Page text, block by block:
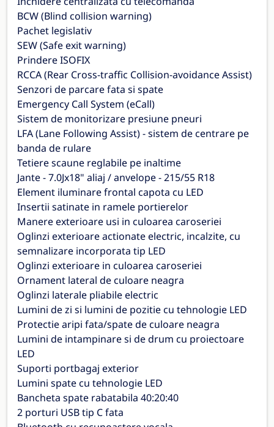
BCW (Blind collision warning)
Pachet legislativ
SEW (Safe exit warning)
Prindere ISOFIX
RCCA (Rear Cross-traffic Collision-avoidance Assist)
Senzori de parcare fata si spate
Emergency Call System (eCall)
Sistem de monitorizare presiune pneuri
LFA (Lane Following Assist) - sistem de centrare pe
banda de rulare
Tetiere scaune reglabile pe inaltime
Jante - 7.0Jx18" aliaj / anvelope - 215/55 R18
Element iluminare frontal capota cu LED
Insertii satinate in ramele portierelor
Manere exterioare usi in culoarea caroseriei
Oglinzi exterioare actionate electric, incalzite, cu
semnalizare incorporata tip LED
Oglinzi exterioare in culoarea caroseriei
Ornament lateral de culoare neagra
Oglinzi laterale pliabile electric
Lumini de zi si lumini de pozitie cu tehnologie LED
Protectie aripi fata/spate de culoare neagra
Lumini de intampinare si de drum cu proiectoare
LED
Suporti portbagaj exterior
Lumini spate cu tehnologie LED
Bancheta spate rabatabila 40:20:40
2 porturi USB tip C fata